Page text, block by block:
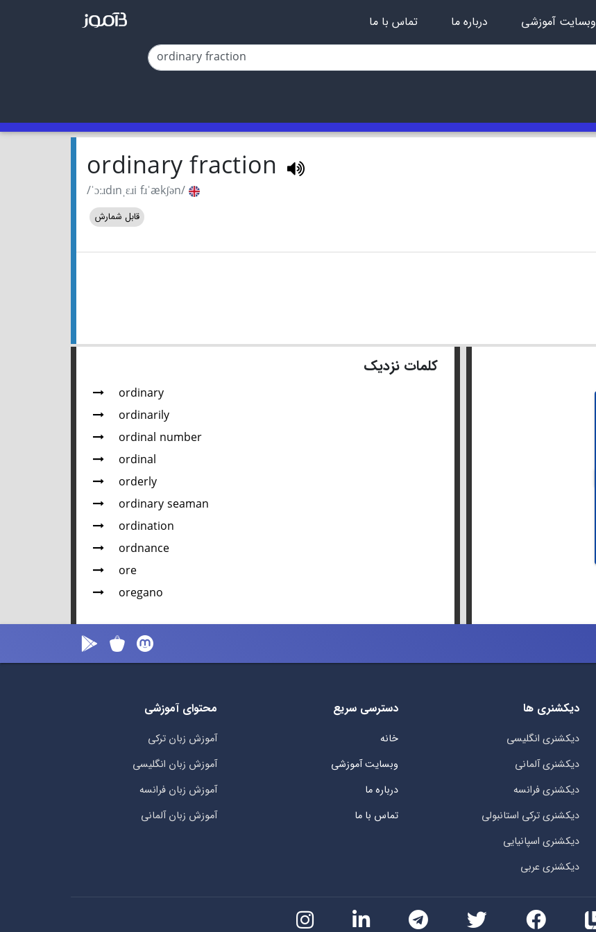
وبسایت آموزشی درباره ما تماس با ما
ordinary fraction
/ˈɔːɹdɪnˌɛɹi fɹˈækʃən/
قابل شمارش
کلمات نزدیک
ordinary
ordinarily
ordinal number
ordinal
orderly
ordinary seaman
ordination
ordnance
ore
oregano
دیکشنری ها
دیکشنری انگلیسی
دیکشنری آلمانی
دیکشنری فرانسه
دیکشنری ترکی استانبولی
دیکشنری اسپانیایی
دیکشنری عربی
دسترسی سریع
خانه
وبسایت آموزشی
درباره ما
تماس با ما
محتوای آموزشی
آموزش زبان ترکی
آموزش زبان انگلیسی
آموزش زبان فرانسه
آموزش زبان آلمانی